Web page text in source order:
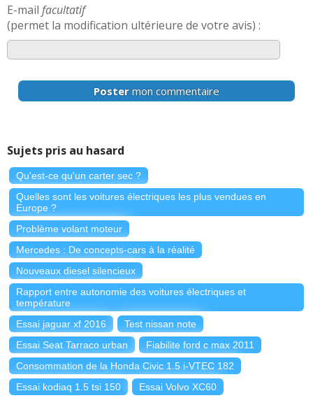
E-mail facultatif
(permet la modification ultérieure de votre avis) :
Poster mon commentaire
Sujets pris au hasard
Qu'est-ce qu'un carter sec ?
Quelles sont les voitures électriques les plus vendues en
Europe ?
Problème volant moteur
Mercedes : De concepts-cars à la réalité
Nouveaux diesel silencieux
Rapport entre autonomie des voitures électriques et
température
Essai jaguar xf 2016
Test nissan note
Essai Seat Tarraco urban
Fiabilite ford c max 2011
Consommation de la Honda Civic 1.5 i-VTEC 182
Essai kodiaq 1.5 tsi 150
Essai Volvo XC60